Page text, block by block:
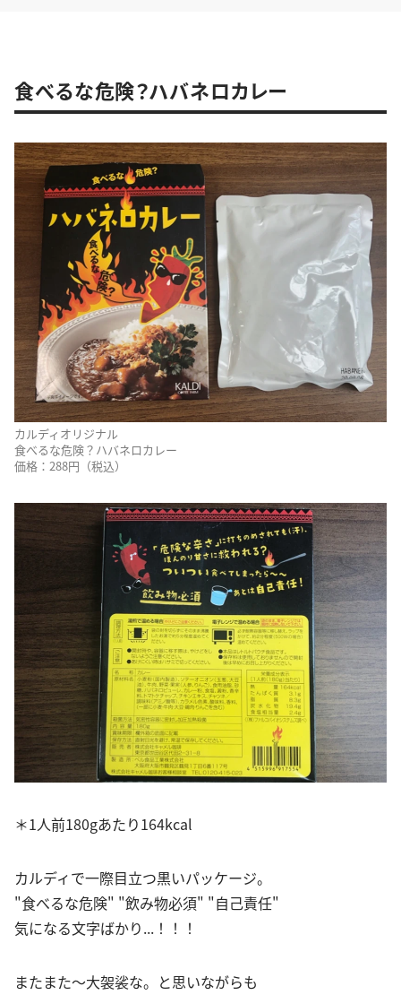
食べるな危険？ハバネロカレー
カルディオリジナル
食べるな危険？ハバネロカレー
価格：288円（税込）
＊1人前180gあたり164kcal
カルディで一際目立つ黒いパッケージ。
"食べるな危険" "飲み物必須" "自己責任"
気になる文字ばかり...！！！
またまた〜大袈裟な。と思いながらも